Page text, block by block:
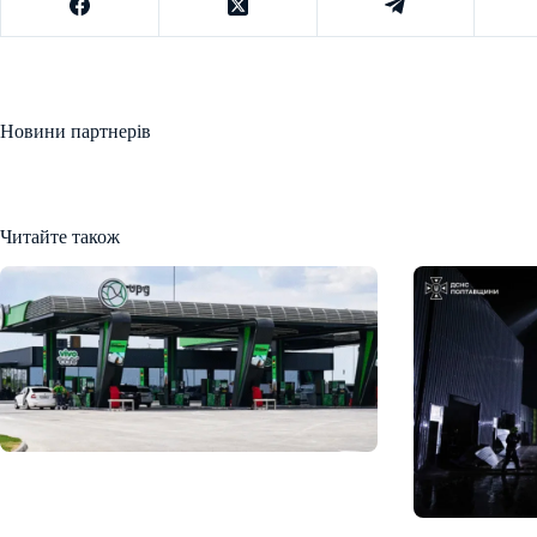
Новини партнерів
Читайте також